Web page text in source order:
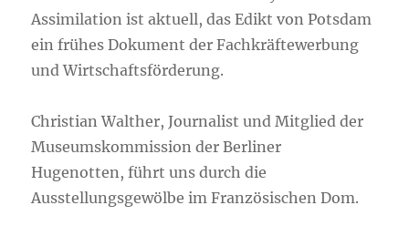
Assimilation ist aktuell, das Edikt von Potsdam
ein frühes Dokument der Fachkräftewerbung
und Wirtschaftsförderung.
Christian Walther, Journalist und Mitglied der
Museumskommission der Berliner
Hugenotten, führt uns durch die
Ausstellungsgewölbe im Französischen Dom.